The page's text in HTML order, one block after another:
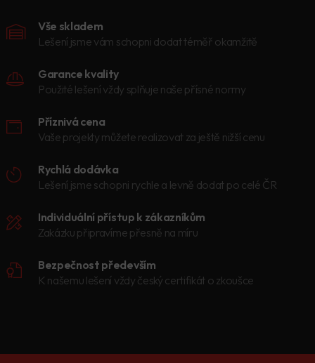
Vše skladem
Lešení jsme vám schopni dodat téměř okamžitě
Garance kvality
Použité lešení vždy splňuje naše přísné normy
Příznivá cena
Vaše projekty můžete realizovat za ještě nižší cenu
Rychlá dodávka
Lešení jsme schopni rychle a levně dodat po celé ČR
Individuální přístup k zákazníkům
Zakázku připravíme přesně na míru
Bezpečnost především
K našemu lešení vždy český certifikát o zkoušce